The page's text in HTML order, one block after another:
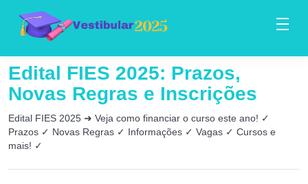
Edital FIES 2025: Prazos,
Novas Regras e Inscrições
Edital FIES 2025 ➜ Veja como financiar o curso este ano! ✓
Prazos ✓ Novas Regras ✓ Informações ✓ Vagas ✓ Cursos e
mais! ✓